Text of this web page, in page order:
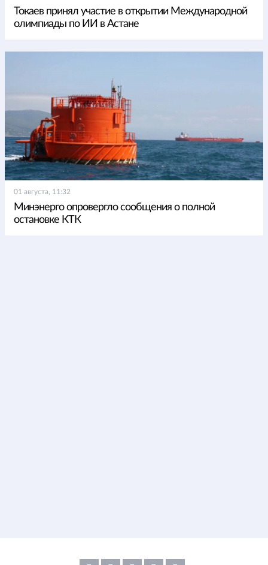
Токаев принял участие в открытии Международной
олимпиады по ИИ в Астане
01 августа, 11:32
Минэнерго опровергло сообщения о полной
остановке КТК